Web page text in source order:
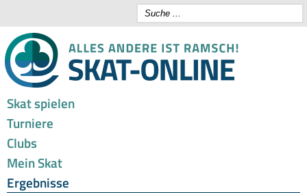
Skat spielen
Turniere
Clubs
Mein Skat
Ergebnisse